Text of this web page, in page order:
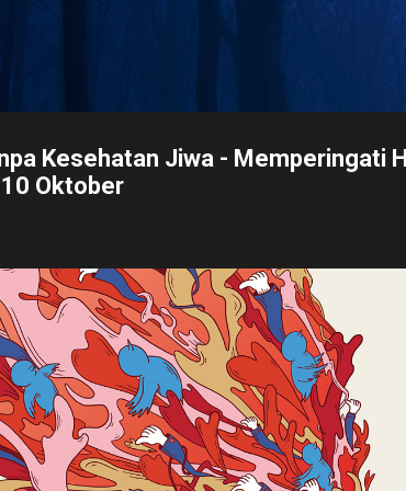
Kesehatan Jiwa - Memperingati
Oktober